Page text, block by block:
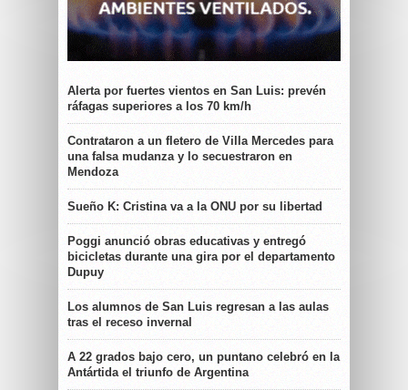
Alerta por fuertes vientos en San Luis: prevén
ráfagas superiores a los 70 km/h
Contrataron a un fletero de Villa Mercedes para
una falsa mudanza y lo secuestraron en
Mendoza
Sueño K: Cristina va a la ONU por su libertad
Poggi anunció obras educativas y entregó
bicicletas durante una gira por el departamento
Dupuy
Los alumnos de San Luis regresan a las aulas
tras el receso invernal
A 22 grados bajo cero, un puntano celebró en la
Antártida el triunfo de Argentina